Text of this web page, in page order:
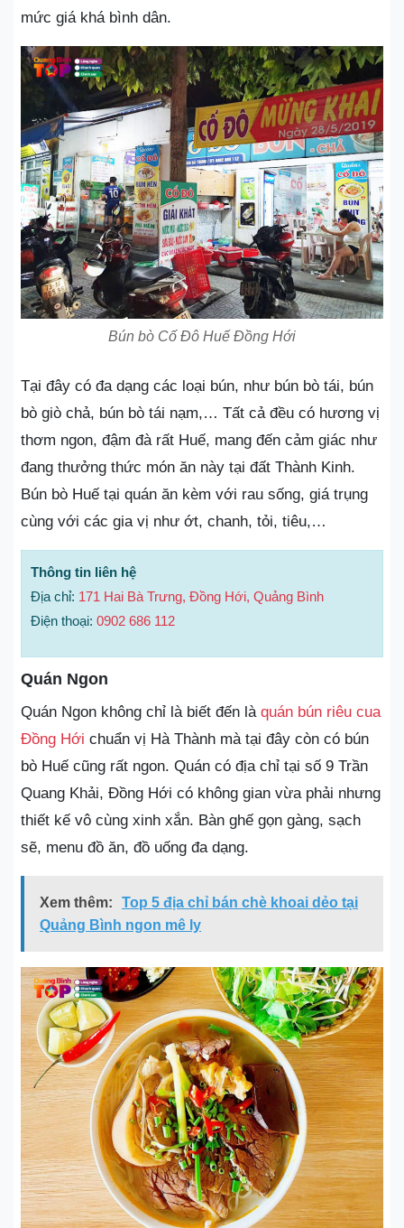
mức giá khá bình dân.
Bún bò Cố Đô Huế Đồng Hới
Tại đây có đa dạng các loại bún, như bún bò tái, bún
bò giò chả, bún bò tái nạm,… Tất cả đều có hương vị
thơm ngon, đậm đà rất Huế, mang đến cảm giác như
đang thưởng thức món ăn này tại đất Thành Kinh.
Bún bò Huế tại quán ăn kèm với rau sống, giá trụng
cùng với các gia vị như ớt, chanh, tỏi, tiêu,…
Thông tin liên hệ
Địa chỉ: 171 Hai Bà Trưng, Đồng Hới, Quảng Bình
Điện thoại: 0902 686 112
Quán Ngon
Quán Ngon không chỉ là biết đến là quán bún riêu cua
Đồng Hới chuẩn vị Hà Thành mà tại đây còn có bún
bò Huế cũng rất ngon. Quán có địa chỉ tại số 9 Trần
Quang Khải, Đồng Hới có không gian vừa phải nhưng
thiết kế vô cùng xinh xắn. Bàn ghế gọn gàng, sạch
sẽ, menu đồ ăn, đồ uống đa dạng.
Xem thêm:
Top 5 địa chỉ bán chè khoai dẻo tại
Quảng Bình ngon mê ly